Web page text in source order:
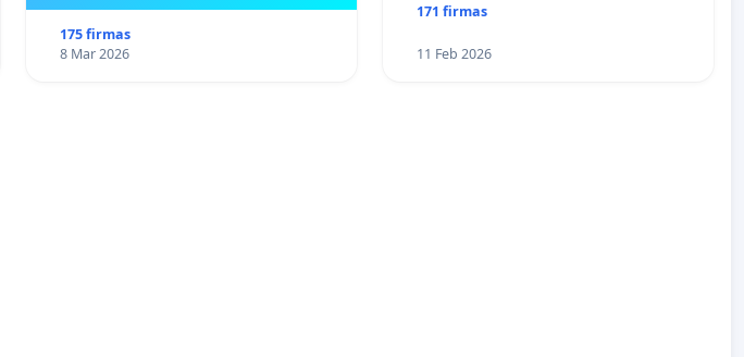
175 firmas
8 Mar 2026
171 firmas
11 Feb 2026